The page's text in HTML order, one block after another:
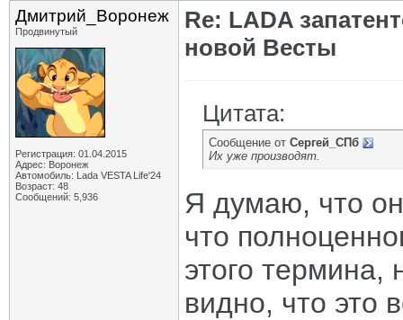
Дмитрий_Воронеж
Продвинутый
Регистрация: 01.04.2015
Адрес: Воронеж
Автомобиль: Lada VESTA Life'24
Возраст: 48
Сообщений: 5,936
Re: LADA
новой Весты
Цитата:
Сообщение от Сергей_СПб
Их уже производят.
Я думаю, что
что
этого термина,
видно, что это